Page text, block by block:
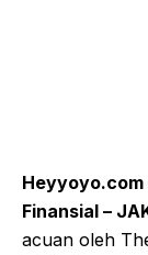
Heyyoyo.com
Finansial –
acuan oleh